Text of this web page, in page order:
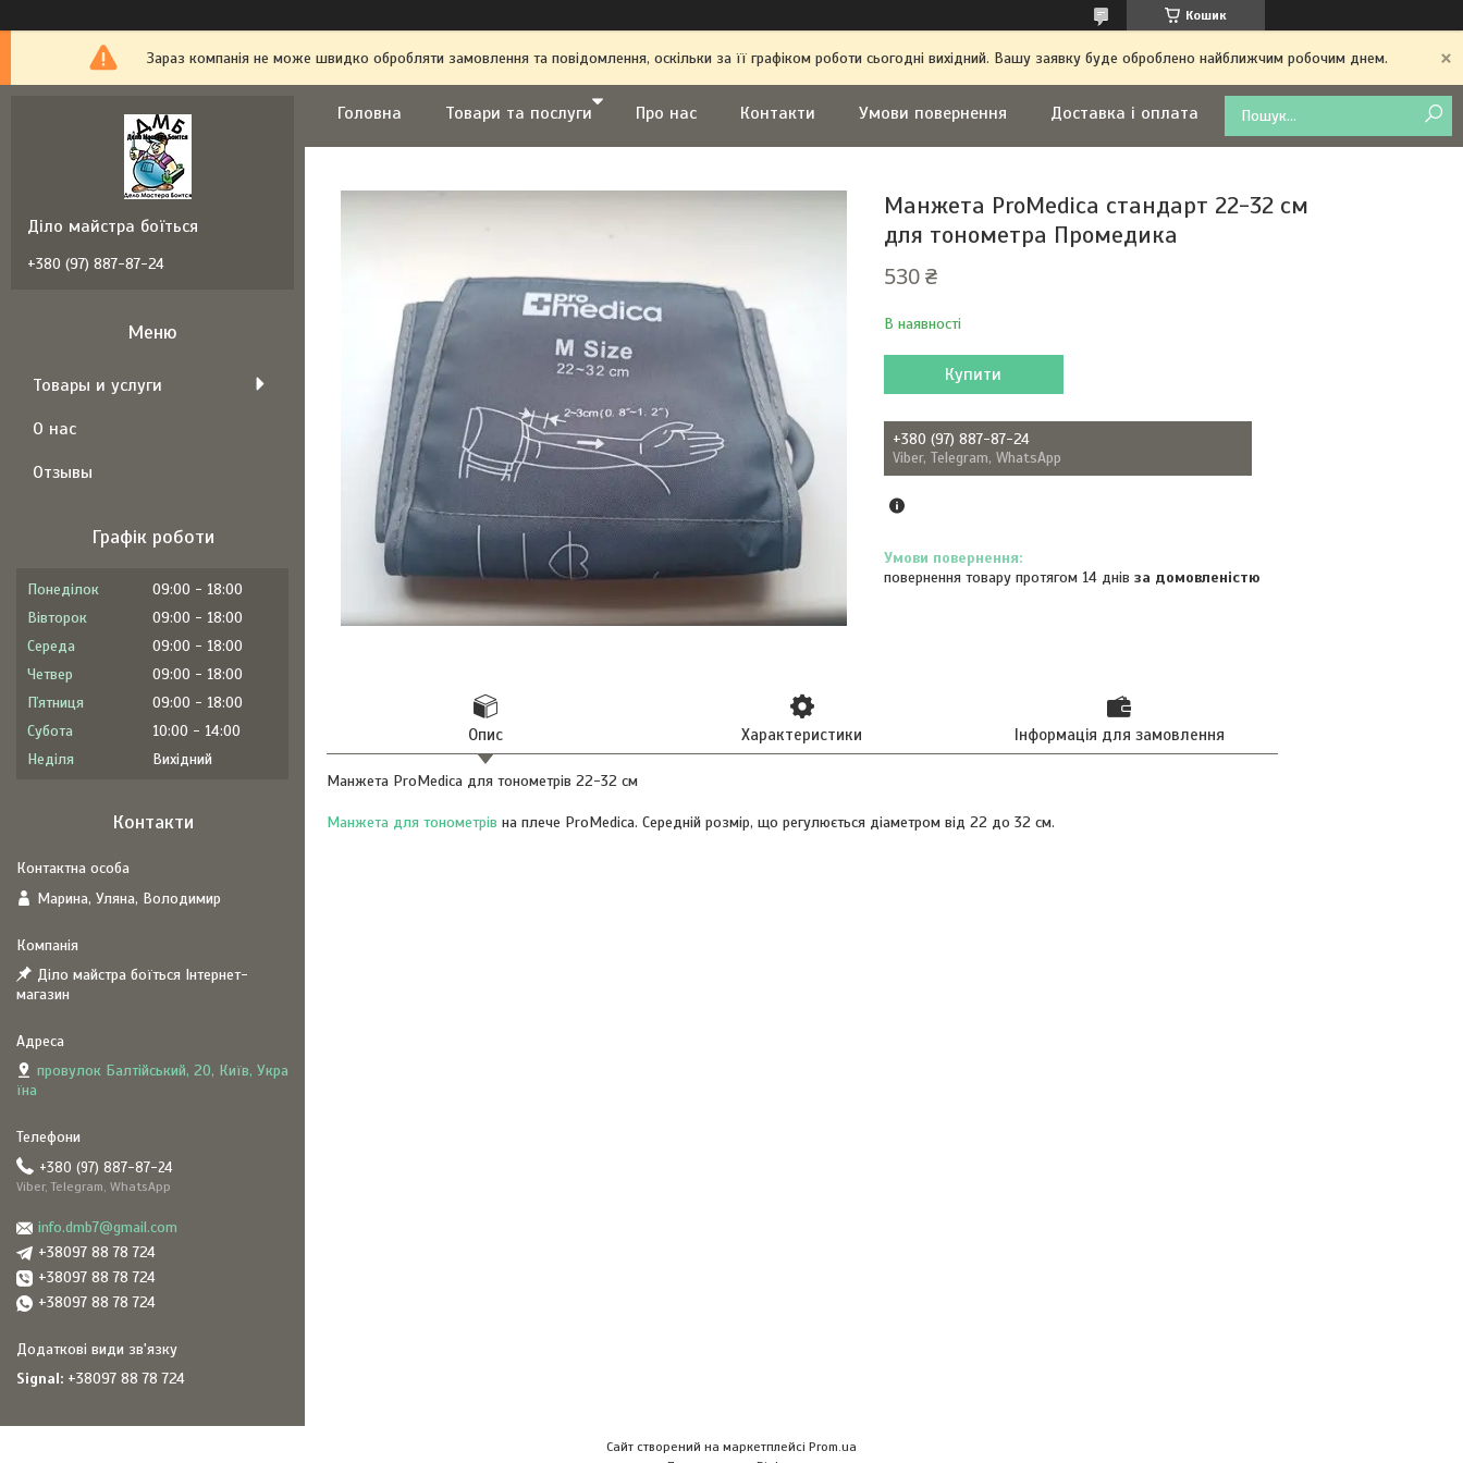
Кошик
Зараз компанія не може швидко обробляти замовлення та повідомлення, оскільки за її графіком роботи сьогодні вихідний. Вашу заявку буде оброблено найближчим робочим днем.
Головна Товари та послуги Про нас Контакти Умови повернення Доставка і оплата
Манжета ProMedica стандарт 22-32 см
для тонометра Промедика
530 ₴
В наявності
Купити
+380 (97) 887-87-24
Viber, Telegram, WhatsApp
повернення товару протягом 14 днів за домовленістю
Опис Характеристики Інформація для замовлення
Манжета ProMedica для тонометрів 22-32 см
Манжета для тонометрів на плече ProMedica. Середній розмір, що регулюється діаметром від 22 до 32 см.
Діло майстра боїться
+380 (97) 887-87-24
Товары и услуги
О нас
Отзывы
Графік роботи
Понеділок 09:00
18:00
Вівторок
09:00
18:00
Середа
09:00
18:00
Четвер
09:00
18:00
Пʼятниця
09:00
18:00
Субота
10:00
14:00
Неділя
Вихідний
Контакти
Марина, Уляна, Володимир
Діло майстра боїться Інтернет-
магазин
провулок Балтійський, 20, Київ, Укра
їна
+380 (97) 887-87-24
Viber, Telegram, WhatsApp
info.dmb7@gmail.com
+38097 88 78 724
+38097 88 78 724
+38097 88 78 724
Signal +38097 88 78 724
Сайт створений на маркетплейсі Prom.ua